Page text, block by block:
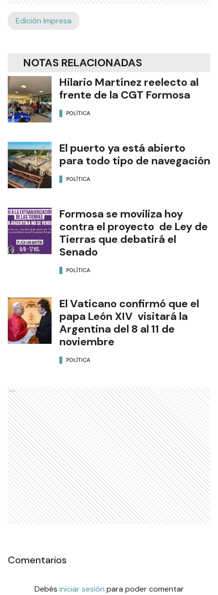
Edición Impresa
NOTAS RELACIONADAS
Hilario Martínez reelecto al
frente de la CGT Formosa
POLÍTICA
El puerto ya está abierto
para todo tipo de navegación
POLÍTICA
Formosa se moviliza hoy
contra el proyecto de Ley de
Tierras que debatirá el
Senado
POLÍTICA
El Vaticano confirmó que el
papa León XIV visitará la
Argentina del 8 al 11 de
noviembre
POLÍTICA
Ads
Comentarios
Debés iniciar sesión para poder comentar